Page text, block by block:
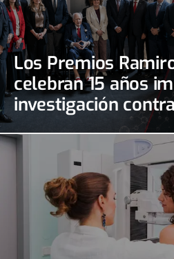
Los Premios
celebran 15 años
investigación